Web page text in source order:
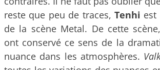
reste que peu de traces, Tenhi est
de la scène Metal. De cette
ont conservé ce sens de la
nuance dans les atmosphères.